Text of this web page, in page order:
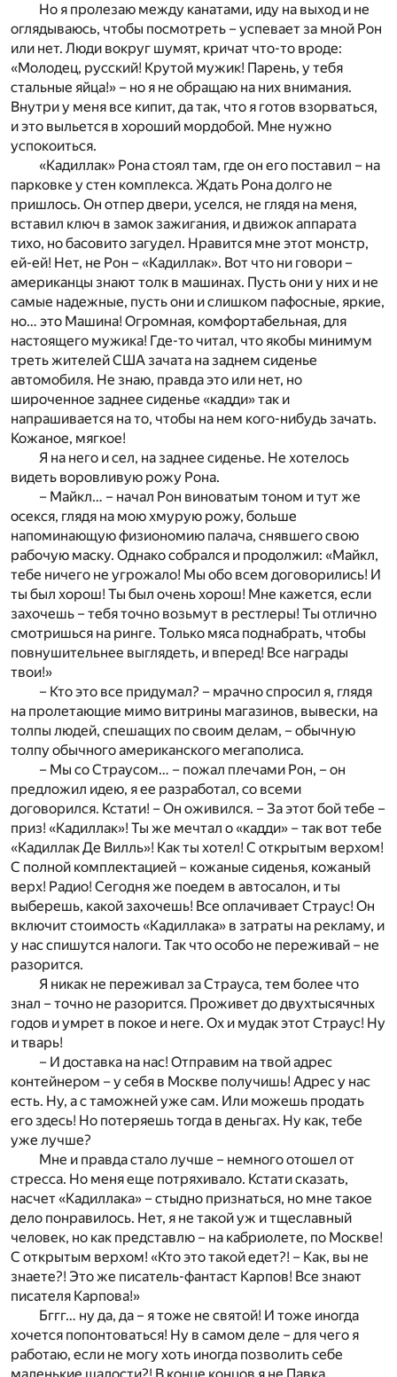
Но я пролезаю между канатами, иду на выход и не
оглядываюсь, чтобы посмотреть – успевает за мной Рон
или нет. Люди вокруг шумят, кричат что-то вроде:
«Молодец, русский! Крутой мужик! Парень, у тебя
стальные яйца!» – но я не обращаю на них внимания.
Внутри у меня все кипит, да так, что я готов взорваться,
и это выльется в хороший мордобой. Мне нужно
успокоиться.
«Кадиллак» Рона стоял там, где он его поставил – на
парковке у стен комплекса. Ждать Рона долго не
пришлось. Он отпер двери, уселся, не глядя на меня,
вставил ключ в замок зажигания, и движок аппарата
тихо, но басовито загудел. Нравится мне этот монстр,
ей-ей! Нет, не Рон – «Кадиллак». Вот что ни говори –
американцы знают толк в машинах. Пусть они у них и не
самые надежные, пусть они и слишком пафосные, яркие,
но… это Машина! Огромная, комфортабельная, для
настоящего мужика! Где-то читал, что якобы минимум
треть жителей США зачата на заднем сиденье
автомобиля. Не знаю, правда это или нет, но
широченное заднее сиденье «кадди» так и
напрашивается на то, чтобы на нем кого-нибудь зачать.
Кожаное, мягкое!
Я на него и сел, на заднее сиденье. Не хотелось
видеть воровливую рожу Рона.
– Майкл… – начал Рон виноватым тоном и тут же
осекся, глядя на мою хмурую рожу, больше
напоминающую физиономию палача, снявшего свою
рабочую маску. Однако собрался и продолжил: «Майкл,
тебе ничего не угрожало! Мы обо всем договорились! И
ты был хорош! Ты был очень хорош! Мне кажется, если
захочешь – тебя точно возьмут в рестлеры! Ты отлично
смотришься на ринге. Только мяса поднабрать, чтобы
повнушительнее выглядеть, и вперед! Все награды
твои!»
– Кто это все придумал? – мрачно спросил я, глядя
на пролетающие мимо витрины магазинов, вывески, на
толпы людей, спешащих по своим делам, – обычную
толпу обычного американского мегаполиса.
– Мы со Страусом… – пожал плечами Рон, – он
предложил идею, я ее разработал, со всеми
договорился. Кстати! – Он оживился. – За этот бой тебе –
приз! «Кадиллак»! Ты же мечтал о «кадди» – так вот тебе
«Кадиллак Де Вилль»! Как ты хотел! С открытым верхом!
С полной комплектацией – кожаные сиденья, кожаный
верх! Радио! Сегодня же поедем в автосалон, и ты
выберешь, какой захочешь! Все оплачивает Страус! Он
включит стоимость «Кадиллака» в затраты на рекламу, и
у нас спишутся налоги. Так что особо не переживай – не
разорится.
Я никак не переживал за Страуса, тем более что
знал – точно не разорится. Проживет до двухтысячных
годов и умрет в покое и неге. Ох и мудак этот Страус! Ну
и тварь!
– И доставка на нас! Отправим на твой адрес
контейнером – у себя в Москве получишь! Адрес у нас
есть. Ну, а с таможней уже сам. Или можешь продать
его здесь! Но потеряешь тогда в деньгах. Ну как, тебе
уже лучше?
Мне и правда стало лучше – немного отошел от
стресса. Но меня еще потряхивало. Кстати сказать,
насчет «Кадиллака» – стыдно признаться, но мне такое
дело понравилось. Нет, я не такой уж и тщеславный
человек, но как представлю – на кабриолете, по Москве!
С открытым верхом! «Кто это такой едет?! – Как, вы не
знаете?! Это же писатель-фантаст Карпов! Все знают
писателя Карпова!»
Бггг… ну да, да – я тоже не святой! И тоже иногда
хочется попонтоваться! Ну в самом деле – для чего я
работаю, если не могу хоть иногда позволить себе